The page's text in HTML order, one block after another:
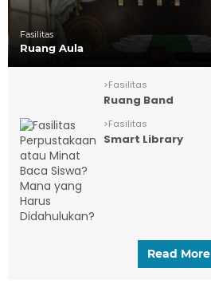
Fasilitas
Ruang Aula
>Fasilitas
Ruang Band
>Fasilitas
Smart Library
Read More